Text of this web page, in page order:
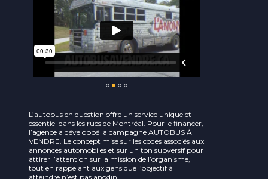
L’autobus en question offre un service unique et
essentiel dans les rues de Montréal. Pour le financer,
l’agence a développé la campagne AUTOBUS À
VENDRE. Le concept mise sur les codes associés aux
annonces automobiles et sur un ton subversif pour
attirer l’attention sur la mission de l’organisme,
tout en rappelant aux gens que l’objectif à
atteindre n’est pas anodin.